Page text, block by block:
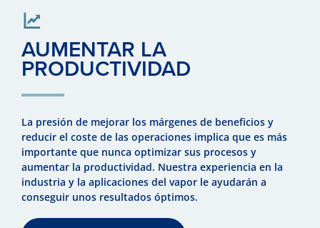
AUMENTAR LA
PRODUCTIVIDAD
La presión de mejorar los márgenes de beneficios y
reducir el coste de las operaciones implica que es más
importante que nunca optimizar sus procesos y
aumentar la productividad. Nuestra experiencia en la
industria y la aplicaciones del vapor le ayudarán a
conseguir unos resultados óptimos.